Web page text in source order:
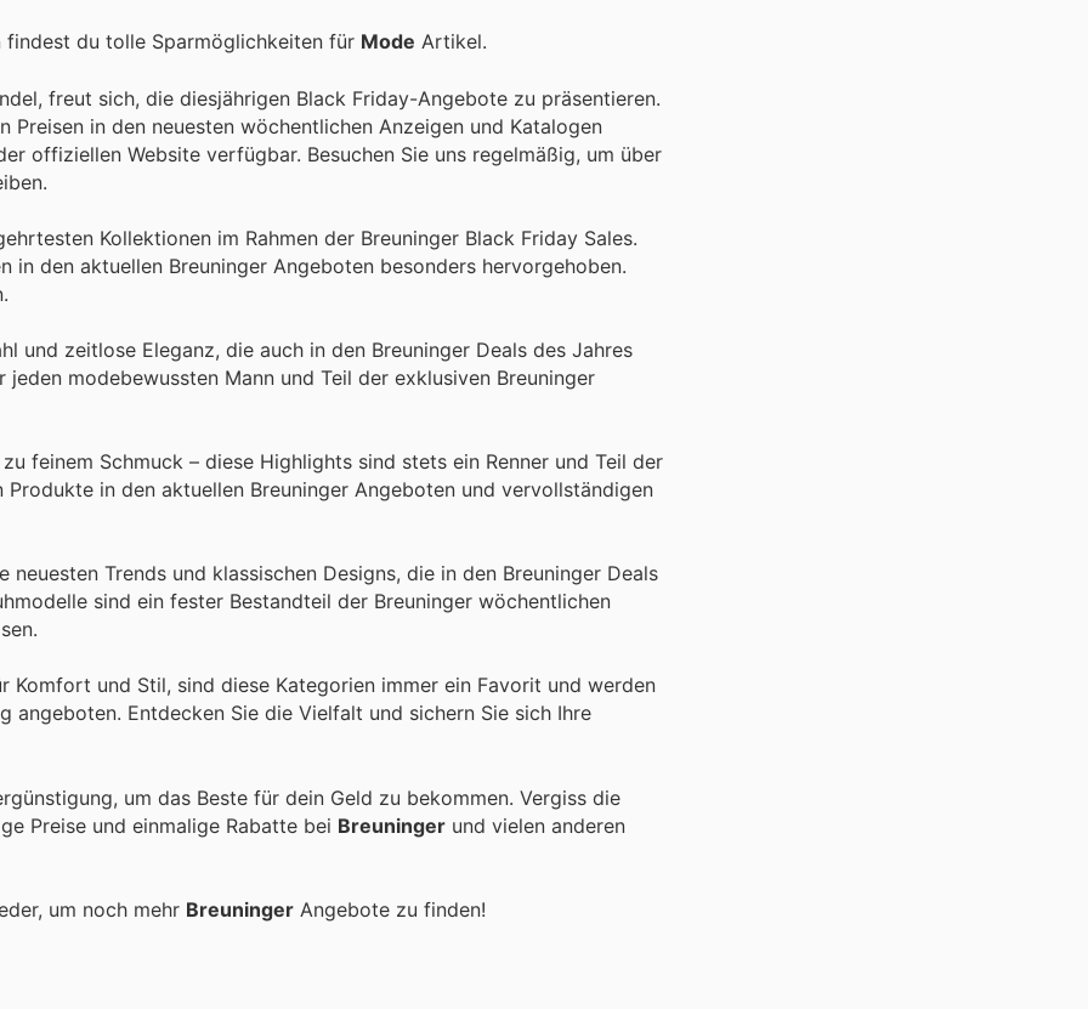
du tolle Sparmöglichkeiten für Mode Artikel.
freut sich, die diesjährigen Black Friday-Angebote zu präsentieren.
in den neuesten wöchentlichen Anzeigen und Katalogen
offiziellen Website verfügbar. Besuchen Sie uns regelmäßig, um über
Kollektionen im Rahmen der Breuninger Black Friday Sales.
den aktuellen Breuninger Angeboten besonders hervorgehoben.
und zeitlose Eleganz, die auch in den Breuninger Deals des Jahres
modebewussten Mann und Teil der exklusiven Breuninger
feinem Schmuck – diese Highlights sind stets ein Renner und Teil der
in den aktuellen Breuninger Angeboten und vervollständigen
neuesten Trends und klassischen Designs, die in den Breuninger Deals
sind ein fester Bestandteil der Breuninger wöchentlichen
Komfort und Stil, sind diese Kategorien immer ein Favorit und werden
angeboten. Entdecken Sie die Vielfalt und sichern Sie sich Ihre
um das Beste für dein Geld zu bekommen. Vergiss die
Preise und einmalige Rabatte bei Breuninger und vielen anderen
um noch mehr Breuninger Angebote zu finden!